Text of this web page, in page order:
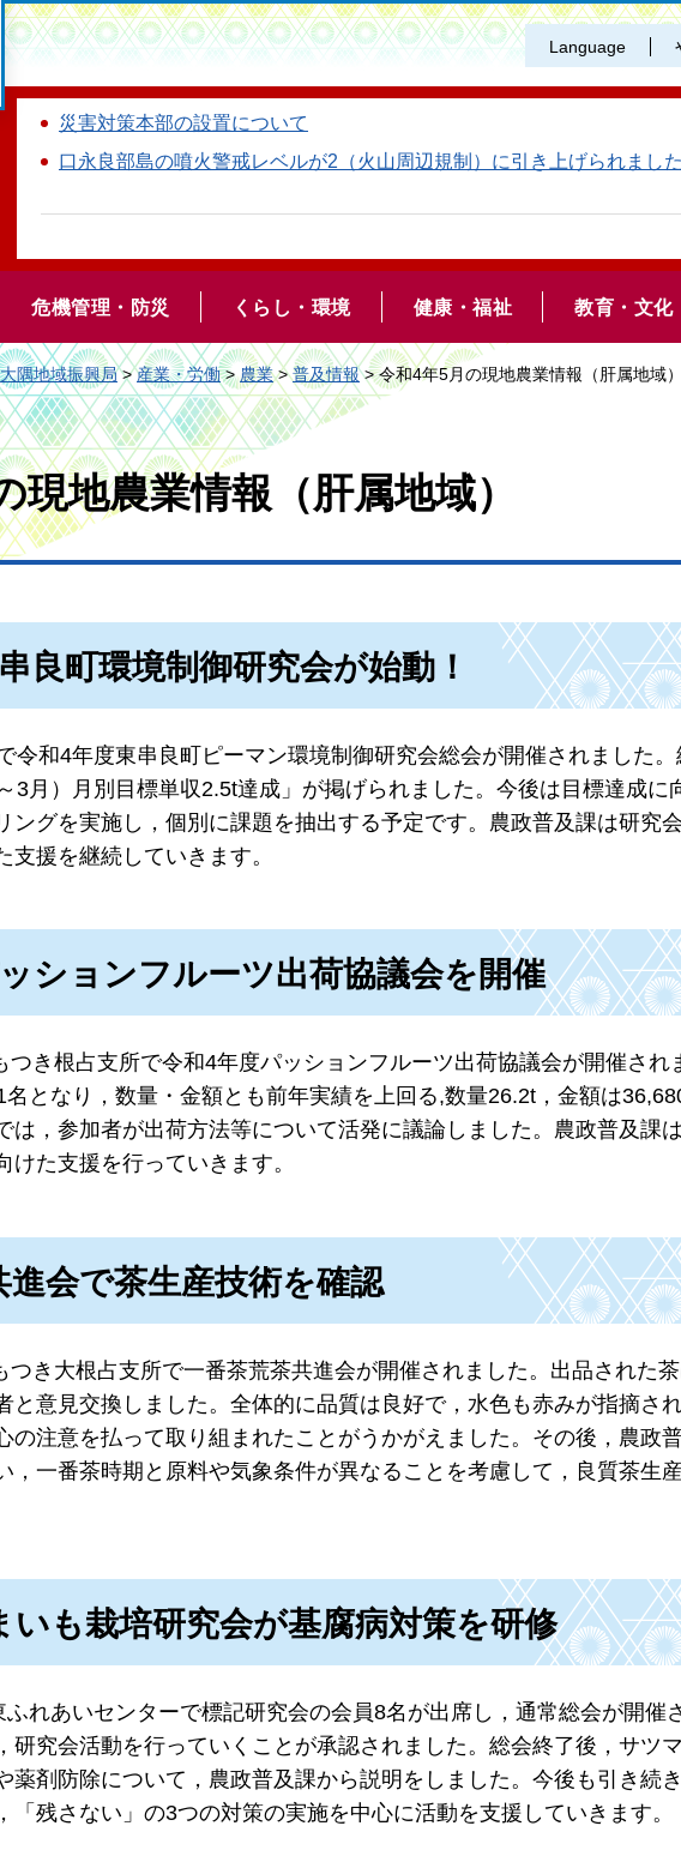
Language
災害対策本部の設置について
口永良部島の噴火警戒レベルが2（火山周辺規制）に引き上げられました
危機管理・防災 くらし・環境 健康・福祉 教育・文化
大隅地域振興局>産業・労働>農業>普及情報> 令和4年5月の現地農業情報（肝属地域）
現地農業情報（肝属地域）
良町環境制御研究会が始動！
令和4年度東串良町ピーマン環境制御研究会総会が開催されました
3月）月別目標単収2.5t達成」が掲げられました。今後は目標達成に
ングを実施し，個別に課題を抽出する予定です。農政普及課は研究
支援を継続していきます。
ションフルーツ出荷協議会を開催
つき根占支所で令和4年度パッションフルーツ出荷協議会が開催され
となり，数量・金額とも前年実績を上回る,数量26.2t，金額は
は，参加者が出荷方法等について活発に議論しました。農政普及課
けた支援を行っていきます。
進会で茶生産技術を確認
つき大根占支所で一番茶荒茶共進会が開催されました。出品された
と意見交換しました。全体的に品質は良好で，水色も赤みが指摘さ
の注意を払って取り組まれたことがうかがえました。その後，農政
，一番茶時期と原料や気象条件が異なることを考慮して，良質茶生
いも栽培研究会が基腐病対策を研修
れあいセンターで標記研究会の会員8名が出席し，通常総会が開催
研究会活動を行っていくことが承認されました。総会終了後，サツ
薬剤防除について，農政普及課から説明をしました。今後も引き続
「残さない」の3つの対策の実施を中心に活動を支援していきます。